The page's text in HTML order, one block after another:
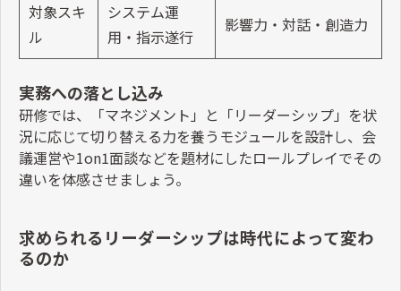
対象スキ
ル
システム運
用・指示遂行
影響力・対話・創造力
実務への落とし込み
研修では、「マネジメント」と「リーダーシップ」を状
況に応じて切り替える力を養うモジュールを設計し、会
議運営や1on1面談などを題材にしたロールプレイでその
違いを体感させましょう。
求められるリーダーシップは時代によって変わ
るのか